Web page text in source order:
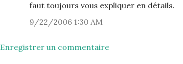
faut toujours vous expliquer en détails.
9/22/2006 1:30 AM
Enregistrer un commentaire